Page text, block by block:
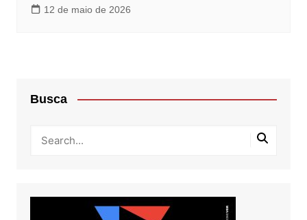
12 de maio de 2026
Busca